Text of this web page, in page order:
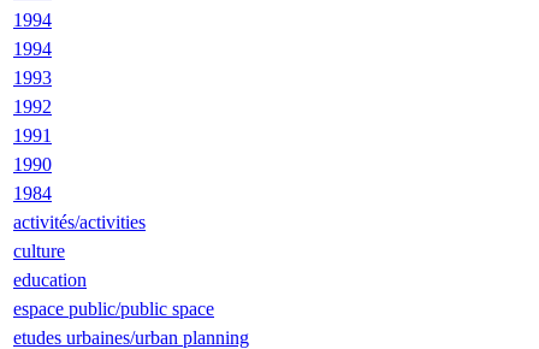
1994
1994
1993
1992
1991
1990
1984
activités/activities
culture
education
espace public/public space
etudes urbaines/urban planning